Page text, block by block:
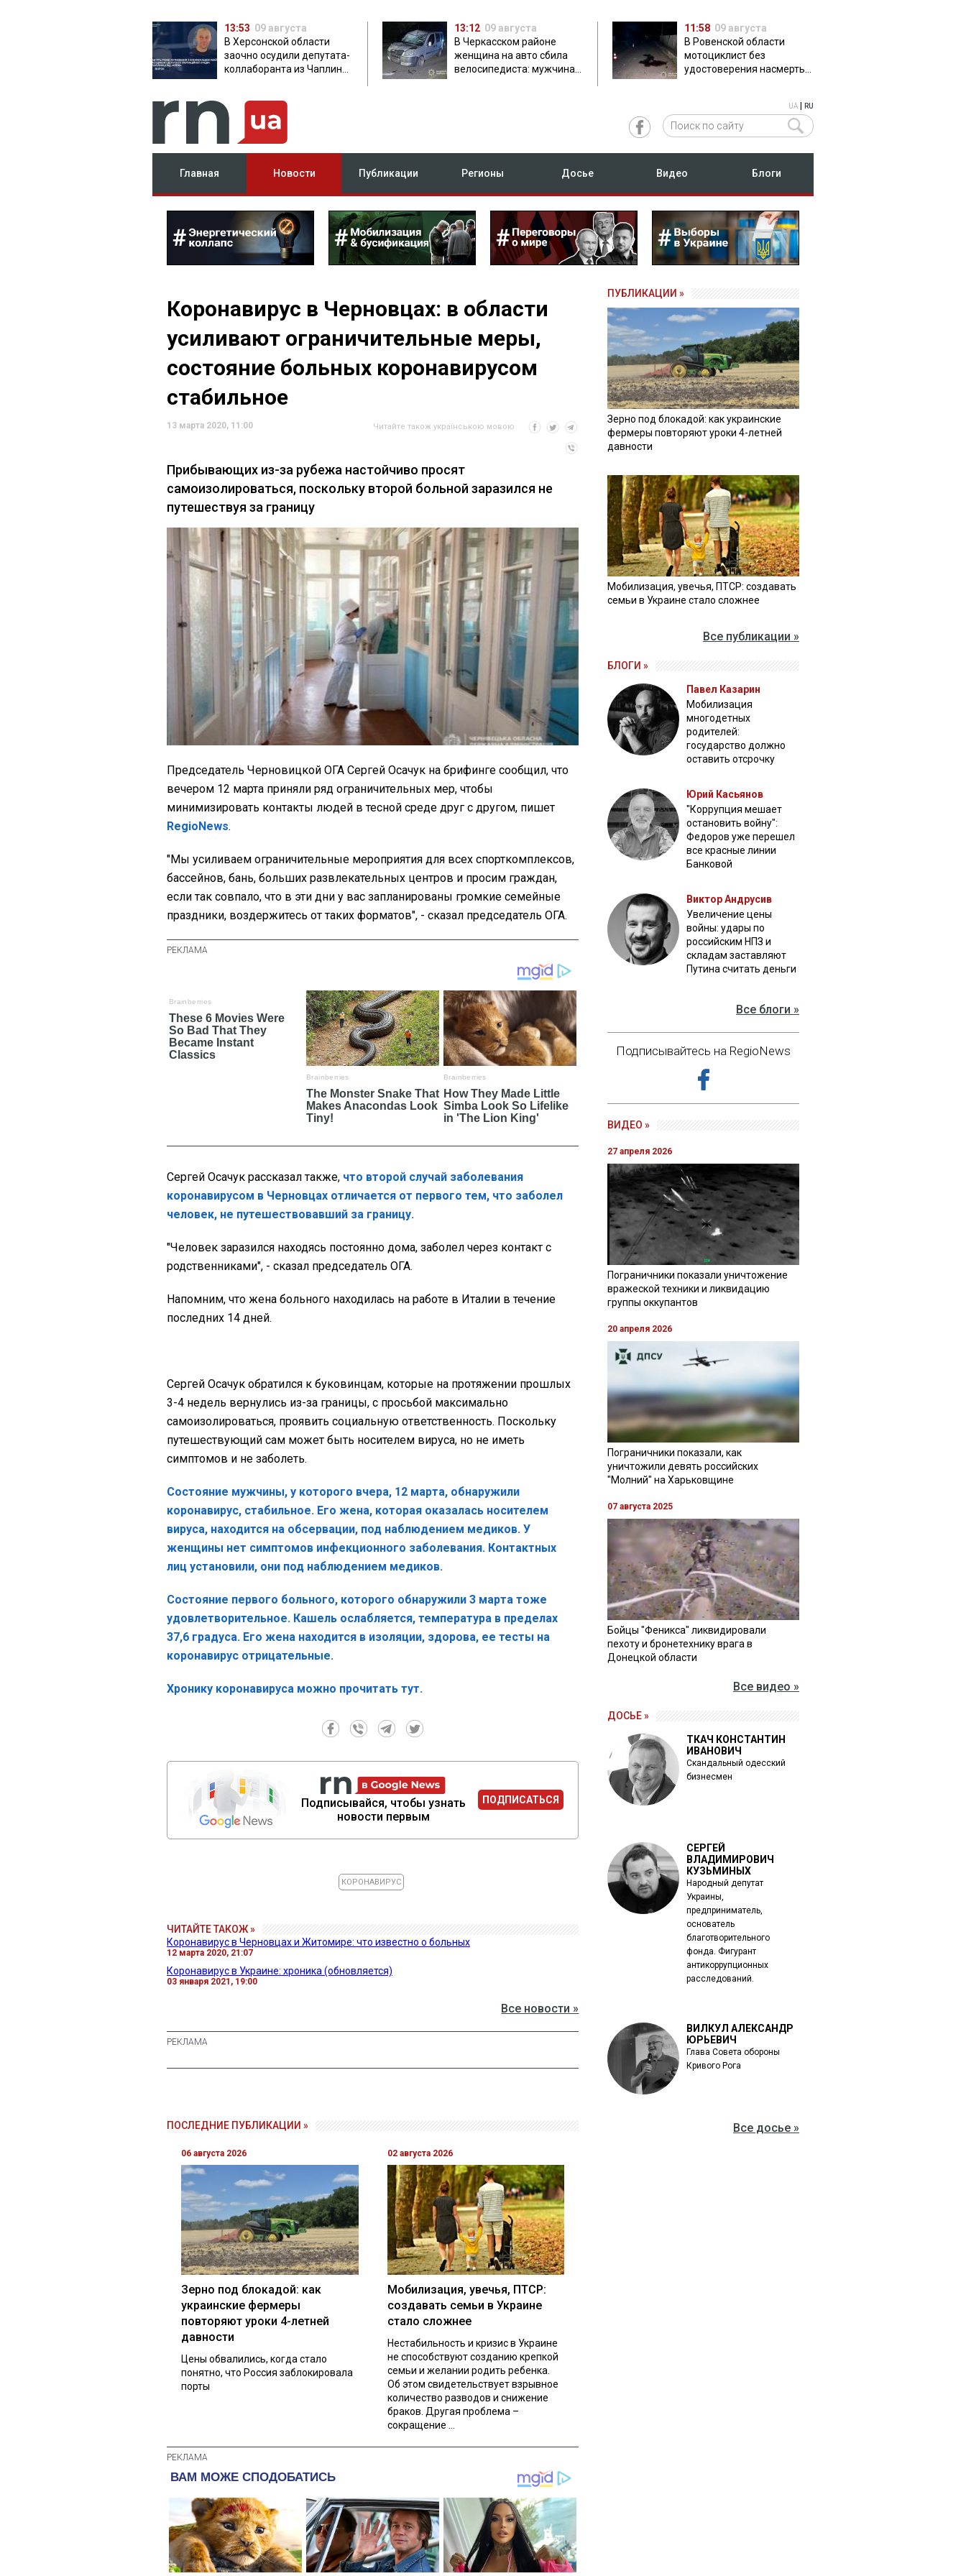
13:53 09 августа
В Херсонской области
заочно осудили депутата-
коллаборанта из Чаплинки
13:12 09 августа
В Черкасском районе
женщина на авто сбила
велосипедиста: мужчина
11:58 09 августа
В Ровенской области
мотоциклист без
удостоверения насмерть
UA RU
Главная Новости Публикации Регионы Досье Видео Блоги
Коронавирус в Черновцах: в области
усиливают ограничительные меры,
состояние больных коронавирусом
стабильное
13 марта 2020, 11:00 Читайте також українською мовою
Прибывающих из-за рубежа настойчиво просят
самоизолироваться, поскольку второй больной заразился не
путешествуя за границу
Председатель Черновицкой ОГА Сергей Осачук на брифинге сообщил, что
вечером 12 марта приняли ряд ограничительных мер, чтобы
минимизировать контакты людей в тесной среде друг с другом, пишет
RegioNews.
"Мы усиливаем ограничительные мероприятия для всех спорткомплексов,
бассейнов, бань, больших развлекательных центров и просим граждан,
если так совпало, что в эти дни у вас запланированы громкие семейные
праздники, воздержитесь от таких форматов", - сказал председатель ОГА.
Сергей Осачук рассказал также, что второй случай заболевания
коронавирусом в Черновцах отличается от первого тем, что заболел
человек, не путешествовавший за границу.
"Человек заразился находясь постоянно дома, заболел через контакт с
родственниками", - сказал председатель ОГА.
Напомним, что жена больного находилась на работе в Италии в течение
последних 14 дней.
Сергей Осачук обратился к буковинцам, которые на протяжении прошлых
3-4 недель вернулись из-за границы, с просьбой максимально
самоизолироваться, проявить социальную ответственность. Поскольку
путешествующий сам может быть носителем вируса, но не иметь
симптомов и не заболеть.
Состояние мужчины, у которого вчера, 12 марта, обнаружили
коронавирус, стабильное. Его жена, которая оказалась носителем
вируса, находится на обсервации, под наблюдением медиков. У
женщины нет симптомов инфекционного заболевания. Контактных
лиц установили, они под наблюдением медиков.
Состояние первого больного, которого обнаружили 3 марта тоже
удовлетворительное. Кашель ослабляется, температура в пределах
37,6 градуса. Его жена находится в изоляции, здорова, ее тесты на
коронавирус отрицательные.
Хронику коронавируса можно прочитать тут.
Подписывайся, чтобы узнать
новости первым
ПОДПИСАТЬСЯ
КОРОНАВИРУС
ЧИТАЙТЕ ТАКОЖ »
Коронавирус в Черновцах и Житомире: что известно о больных
12 марта 2020, 21:07
Коронавирус в Украине: хроника (обновляется)
03 января 2021, 19:00
Все новости »
ПОСЛЕДНИЕ ПУБЛИКАЦИИ »
06 августа 2026
Зерно под блокадой: как
украинские фермеры
повторяют уроки 4-летней
давности
Цены обвалились, когда стало
понятно, что Россия заблокировала
порты
02 августа 2026
Мобилизация, увечья, ПТСР:
создавать семьи в Украине
стало сложнее
Нестабильность и кризис в Украине
не способствуют созданию крепкой
семьи и желании родить ребенка.
Об этом свидетельствует взрывное
количество разводов и снижение
браков. Другая проблема –
сокращение ...
ПУБЛИКАЦИИ »
Зерно под блокадой: как украинские
фермеры повторяют уроки 4-летней
давности
Мобилизация, увечья, ПТСР: создавать
семьи в Украине стало сложнее
Все публикации »
БЛОГИ »
Павел Казарин
Мобилизация
многодетных
родителей:
государство должно
оставить отсрочку
Юрий Касьянов
"Коррупция мешает
остановить войну":
Федоров уже перешел
все красные линии
Банковой
Виктор Андрусив
Увеличение цены
войны: удары по
российским НПЗ и
складам заставляют
Путина считать деньги
Все блоги »
Подписывайтесь на RegioNews
ВИДЕО »
27 апреля 2026
Пограничники показали уничтожение
вражеской техники и ликвидацию
группы оккупантов
20 апреля 2026
Пограничники показали, как
уничтожили девять российских
"Молний" на Харьковщине
07 августа 2025
Бойцы "Феникса" ликвидировали
пехоту и бронетехнику врага в
Донецкой области
Все видео »
ДОСЬЕ »
ТКАЧ КОНСТАНТИН
ИВАНОВИЧ
Скандальный одесский
бизнесмен
СЕРГЕЙ
ВЛАДИМИРОВИЧ
КУЗЬМИНЫХ
Народный депутат
Украины,
предприниматель,
основатель
благотворительного
фонда. Фигурант
антикоррупционных
расследований.
ВИЛКУЛ АЛЕКСАНДР
ЮРЬЕВИЧ
Глава Совета обороны
Кривого Рога
Все досье »